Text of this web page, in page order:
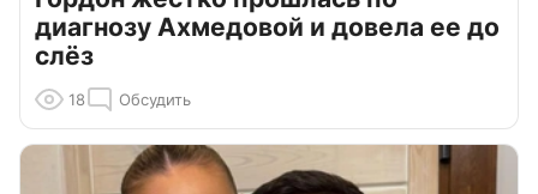
диагнозу Ахмедовой и довела ее до
слёз
18 Обсудить